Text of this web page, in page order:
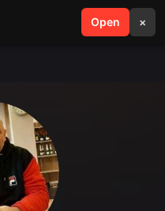
Open ×
search menu